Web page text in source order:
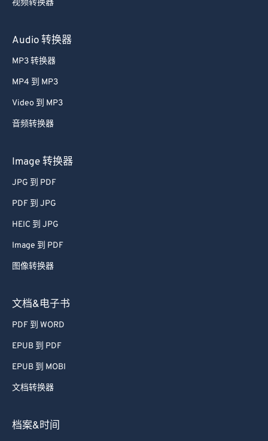
视频转换器
Audio 转换器
MP3 转换器
MP4 到 MP3
Video 到 MP3
音频转换器
Image 转换器
JPG 到 PDF
PDF 到 JPG
HEIC 到 JPG
Image 到 PDF
图像转换器
文档&电子书
PDF 到 WORD
EPUB 到 PDF
EPUB 到 MOBI
文档转换器
档案&时间